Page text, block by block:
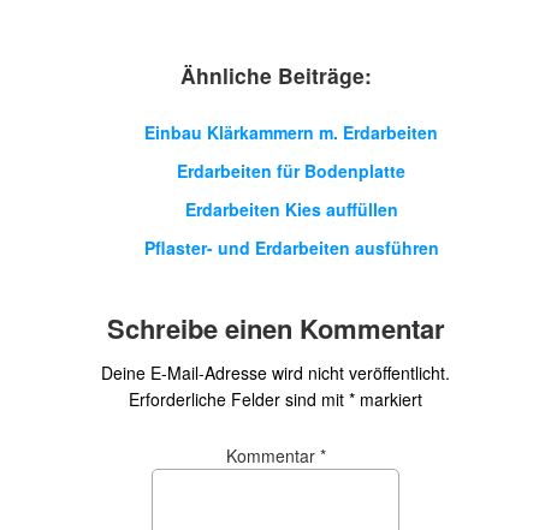
Ähnliche Beiträge:
Einbau Klärkammern m. Erdarbeiten
Erdarbeiten für Bodenplatte
Erdarbeiten Kies auffüllen
Pflaster- und Erdarbeiten ausführen
Schreibe einen Kommentar
Deine E-Mail-Adresse wird nicht veröffentlicht.
Erforderliche Felder sind mit * markiert
Kommentar *